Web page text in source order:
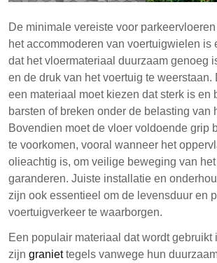
De minimale vereiste voor
het accommoderen van voertuigwielen is
dat het vloermateriaal duurzaam genoeg
en de druk van het voertuig te weerstaan.
een materiaal moet kiezen dat sterk is en
barsten of breken onder de belasting van
Bovendien moet de vloer voldoende grip
te voorkomen, vooral wanneer het
olieachtig is, om veilige beweging van
garanderen. Juiste installatie en
zijn ook essentieel om de levensduur en
voertuigverkeer te waarborgen.
Een populair materiaal dat wordt gebruikt
zijn graniettegels vanwege hun